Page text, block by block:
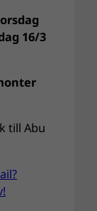
16/3
till Abu